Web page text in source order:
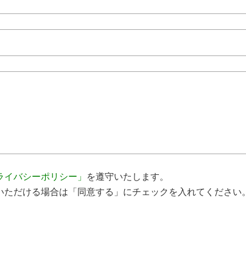
イバシーポリシー」
を遵守いたします。
だける場合は「同意する」にチェックを入れてください。